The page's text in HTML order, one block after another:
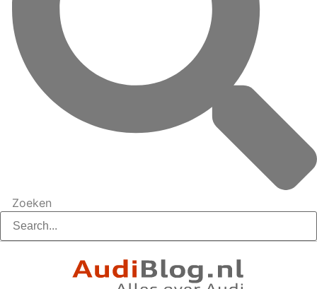
Zoeken